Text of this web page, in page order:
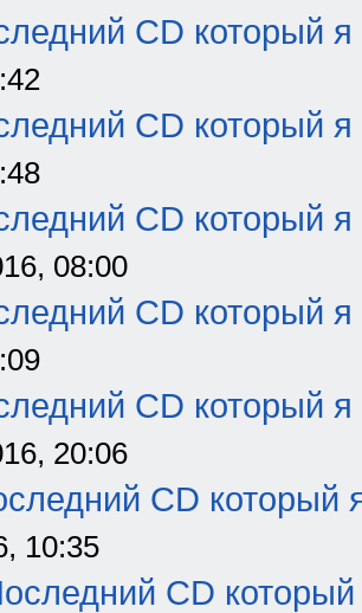
CD который я
CD который я
CD который я
08:00
CD который я
CD который я
20:06
CD который
10:35
CD который